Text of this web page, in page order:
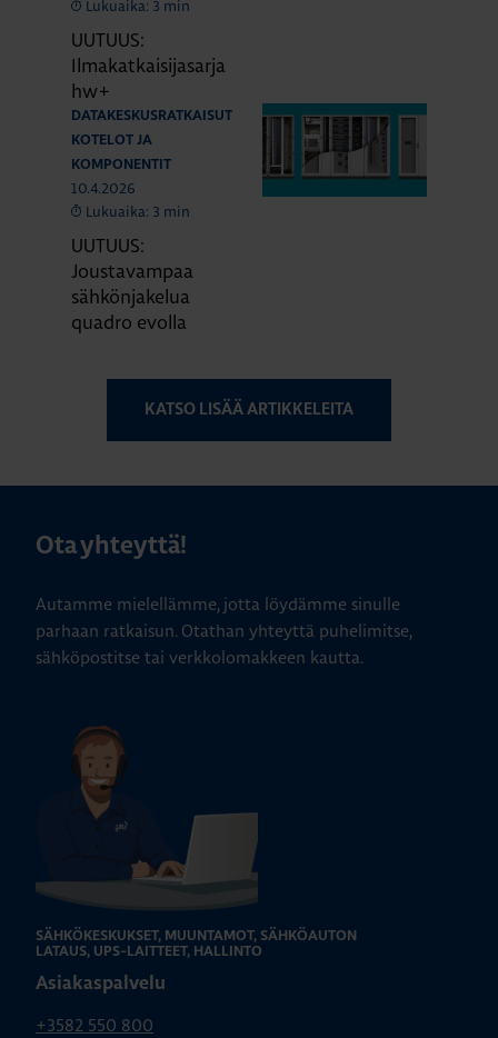
Lukuaika: 3 min
UUTUUS:
Ilmakatkaisijasarja
hw+
DATAKESKUSRATKAISUT
KOTELOT JA
KOMPONENTIT
10.4.2026
Lukuaika: 3 min
UUTUUS:
Joustavampaa
sähkönjakelua
quadro evolla
KATSO LISÄÄ ARTIKKELEITA
Ota yhteyttä!
Autamme mielellämme, jotta löydämme sinulle
parhaan ratkaisun. Otathan yhteyttä puhelimitse,
sähköpostitse tai verkkolomakkeen kautta.
SÄHKÖKESKUKSET, MUUNTAMOT, SÄHKÖAUTON
LATAUS, UPS-LAITTEET, HALLINTO
Asiakaspalvelu
+3582 550 800